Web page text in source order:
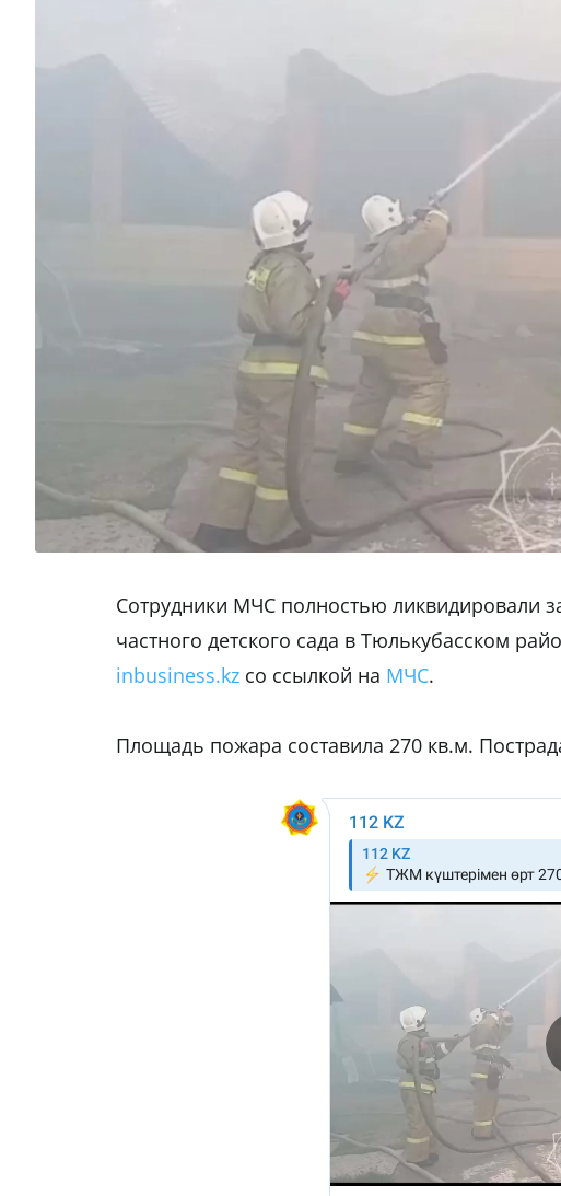
Сотрудники МЧС полностью ликвидировали
частного детского сада в Тюлькубасском
inbusiness.kz со ссылкой на МЧС.
Площадь пожара составила 270 кв.м.